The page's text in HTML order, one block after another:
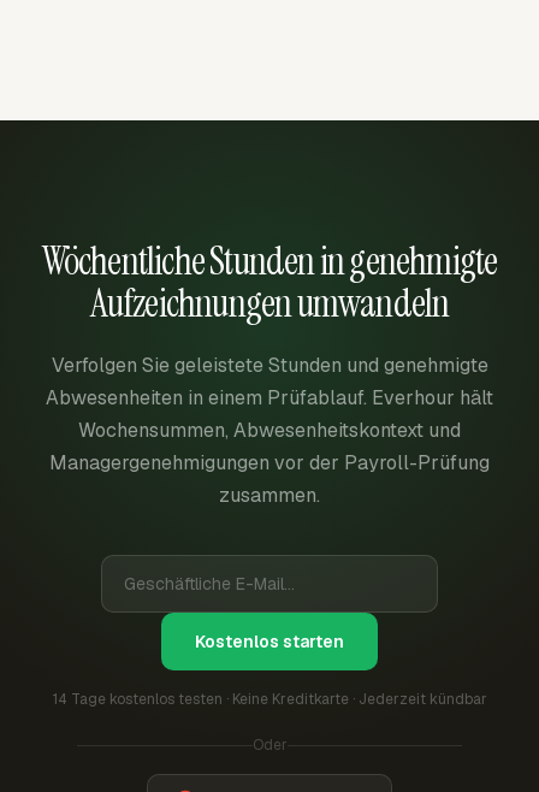
Wöchentliche Stunden in genehmigte
Aufzeichnungen umwandeln
Verfolgen Sie geleistete Stunden und genehmigte
Abwesenheiten in einem Prüfablauf. Everhour hält
Wochensummen, Abwesenheitskontext und
Managergenehmigungen vor der Payroll-Prüfung
zusammen.
Kostenlos starten
14 Tage kostenlos testen · Keine Kreditkarte · Jederzeit kündbar
Oder